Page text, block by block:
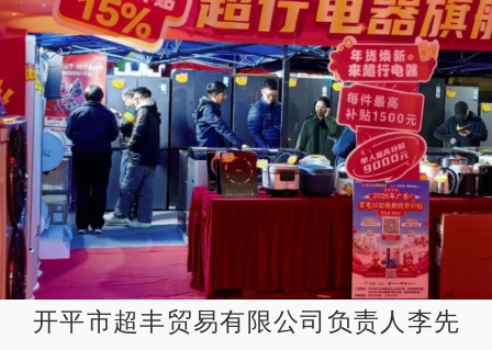
开平市超丰贸易有限公司负责人李先